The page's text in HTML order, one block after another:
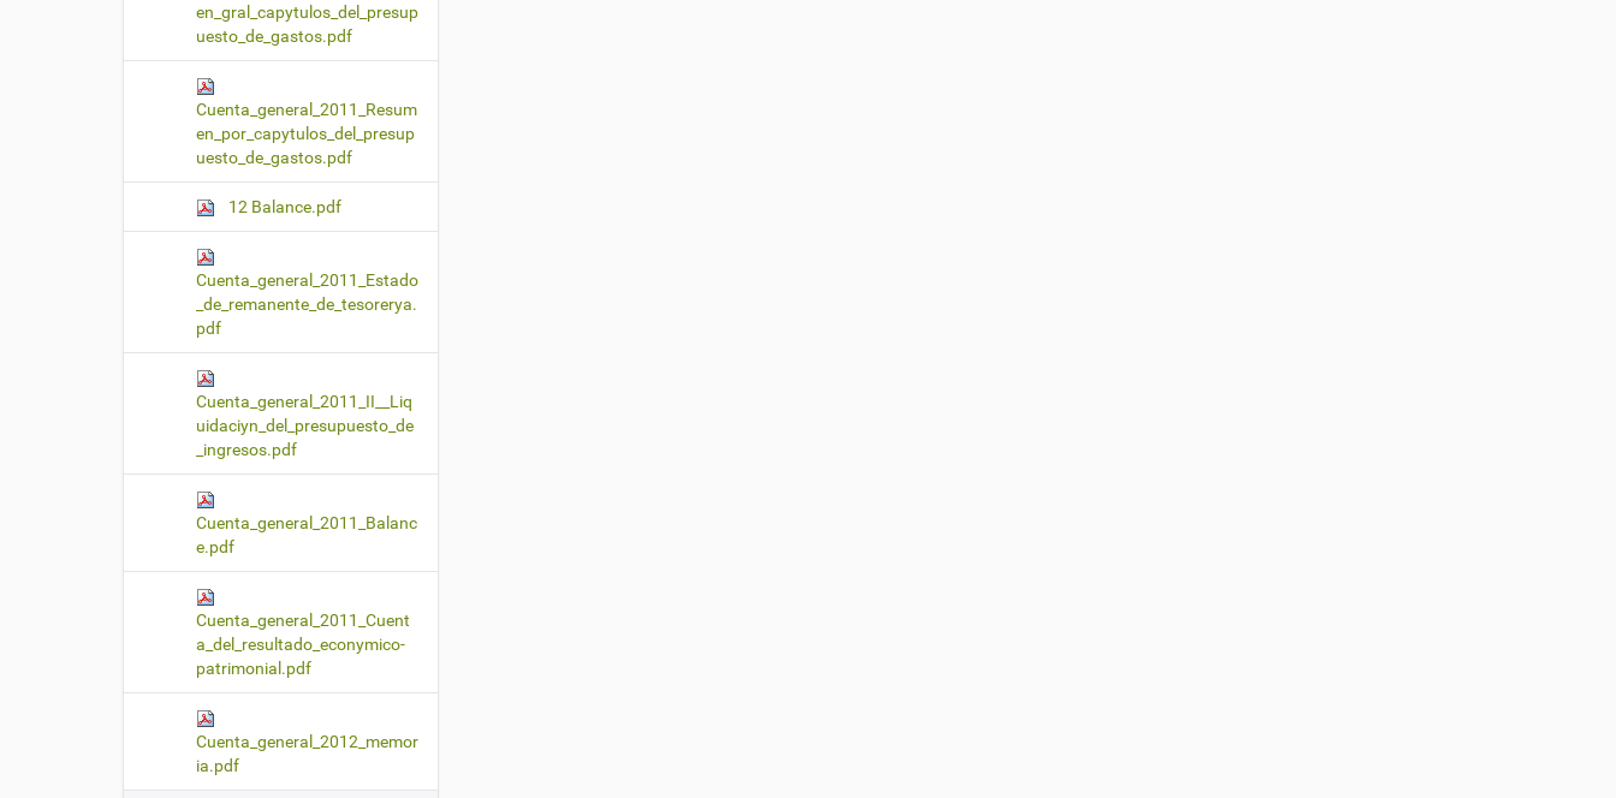
en_gral_capytulos_del_presup
uesto_de_gastos.pdf
Cuenta_general_2011_Resum
en_por_capytulos_del_presup
uesto_de_gastos.pdf
12 Balance.pdf
Cuenta_general_2011_Estado
_de_remanente_de_tesorerya.
pdf
Cuenta_general_2011_II__Liq
uidaciyn_del_presupuesto_de
_ingresos.pdf
Cuenta_general_2011_Balanc
e.pdf
Cuenta_general_2011_Cuent
a_del_resultado_econymico-
patrimonial.pdf
Cuenta_general_2012_memor
ia.pdf